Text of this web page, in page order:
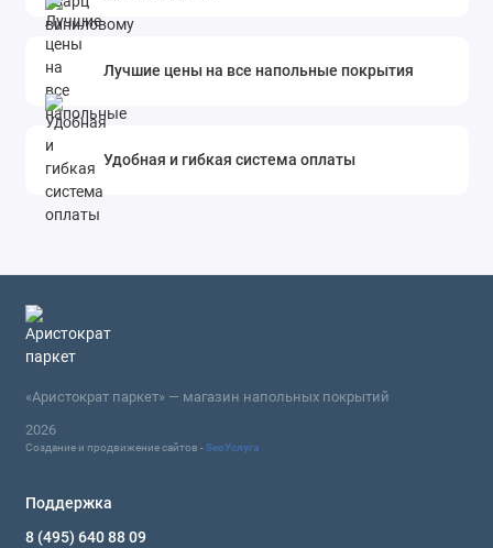
Лучшие цены на все напольные покрытия
Удобная и гибкая система оплаты
«Аристократ паркет» — магазин напольных покрытий
2026
Создание и продвижение сайтов -SeoУслуга
Поддержка
8 (495) 640 88 09